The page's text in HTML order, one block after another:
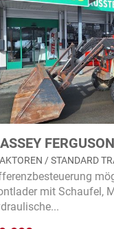
/ STANDARD
mit Schaufel,